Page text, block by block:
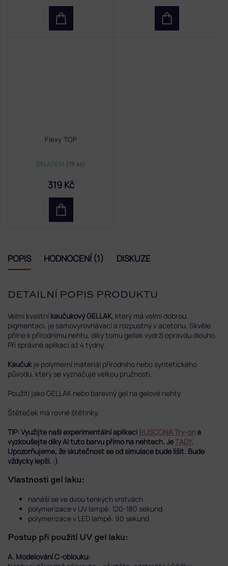
Flexy TOP
SKLADEM (78 ks)
319 Kč
POPIS HODNOCENÍ (1) DISKUZE
DETAILNÍ POPIS PRODUKTU
Velmi kvalitní kaučukový GELLAK, který má velmi dobrou
pigmentaci, je samovyrovnávací a rozpustný v acetonu. Skvěle
přilne k přírodnímu nehtu, díky tomu gellak vydrží opravdu dlouho.
Při správné aplikaci až 4 týdny.
Kaučuk je polymerní materiál přírodního nebo syntetického
původu, který se vyznačuje velkou pružností.
Použití jako GELLAK nebo barevný gel na gelové nehty.
Štěteček má rovné štětinky.
TIP: Využijte naši experimentální aplikaci RUSCONA Try-ona
vyzkoušejte díky AI tuto barvu přímo na nehtech. JeTADY.
Upozorňujeme, že skutečnost se od simulace bude lišit. Bude
vždycky lepší. :)
Vlastnosti gel laku:
nanáší se ve dvou tenkých vrstvách
polymerizace v UV lampě: 120-180 sekund
polymerizace v LED lampě: 90 sekund
Postup při použití UV gel laku:
A. Modelování C-oblouku: